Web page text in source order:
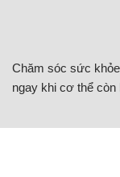
Chăm sóc sức
ngay khi cơ thể còn